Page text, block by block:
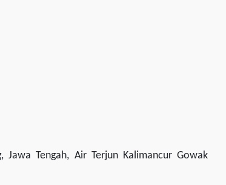
Jawa Tengah, Air Terjun Kalimancur Gowak